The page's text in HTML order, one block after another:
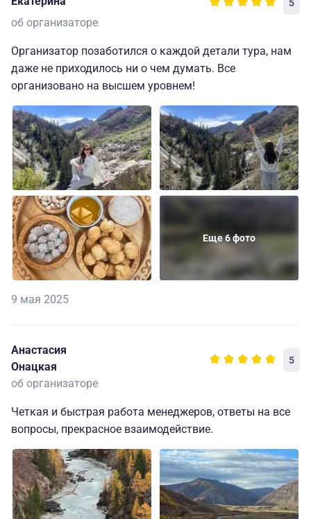
5
об организаторе
Организатор позаботился о каждой детали тура, нам
даже не приходилось ни о чем думать. Все
организовано на высшем уровнем!
Еще 6 фото
9 мая 2025
Анастасия
Онацкая
5
об организаторе
Четкая и быстрая работа менеджеров, ответы на все
вопросы, прекрасное взаимодействие.